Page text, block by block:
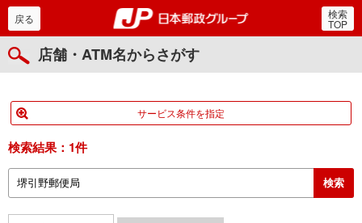
郵便局・日本郵政グルー
戻る 検索
TOP
店舗・ATM名からさがす
サービス条件を指定
検索結果： 1件